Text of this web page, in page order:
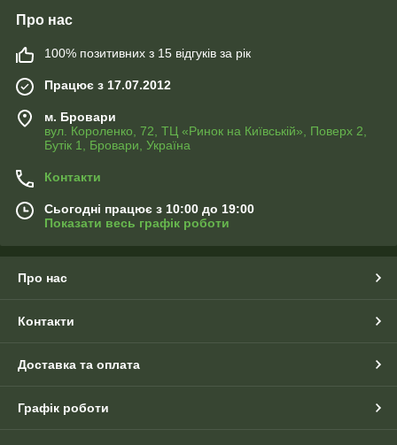
Про нас
100% позитивних з 15 відгуків за рік
Працює з 17.07.2012
м. Бровари
вул. Короленко, 72, ТЦ «Ринок на Київській», Поверх 2,
Бутік 1, Бровари, Україна
Контакти
Сьогодні працює з 10:00 до 19:00
Показати весь графік роботи
Про нас
Контакти
Доставка та оплата
Графік роботи